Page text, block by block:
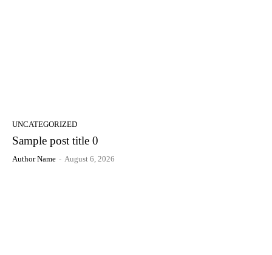
UNCATEGORIZED
Sample post title 0
Author Name - August 6, 2026